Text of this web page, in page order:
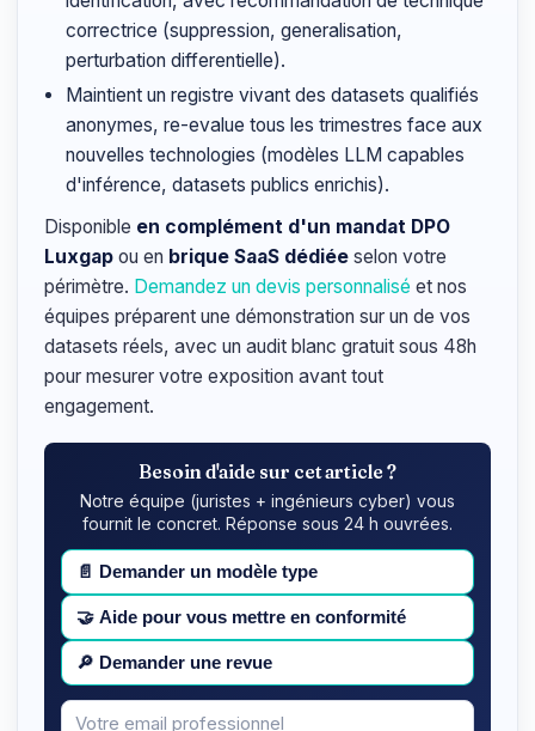
correctrice (suppression, generalisation,
perturbation differentielle).
Maintient un registre vivant des datasets qualifiés
anonymes, re-evalue tous les trimestres face aux
nouvelles technologies (modèles LLM capables
d'inférence, datasets publics enrichis).
Disponible en complément d'un mandat DPO
Luxgap ou en brique SaaS dédiée selon votre
périmètre. Demandez un devis personnalisé et nos
équipes préparent une démonstration sur un de vos
datasets réels, avec un audit blanc gratuit sous 48h
pour mesurer votre exposition avant tout
engagement.
Besoin d'aide sur cet article ?
Notre équipe (juristes + ingénieurs cyber) vous
fournit le concret. Réponse sous 24 h ouvrées.
📄 Demander un modèle type
🤝 Aide pour vous mettre en conformité
🔎 Demander une revue
Votre
Message